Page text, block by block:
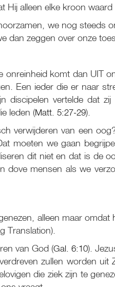
alleen elke kroon waard
we nog steeds
dan zeggen over onze
komt dan UIT
Een ieder die er naar
vertelde dat
leden (Matt. 5:27-29).
verwijderen van een
moeten we gaan
dit niet en dat is de
dove mensen als we
alleen maar
Translation).
van God (Gal. 6:10).
zullen worden uit
die ziek zijn te